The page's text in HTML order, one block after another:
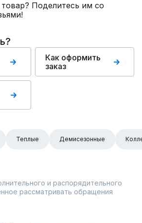
Поделитесь им со
Как оформить
заказ
Теплые Демисезонные
и распорядительного
рассматривать обращения